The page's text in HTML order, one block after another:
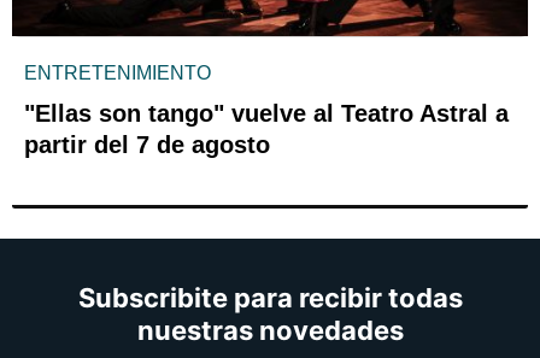
ENTRETENIMIENTO
"Ellas son tango" vuelve al Teatro Astral a
partir del 7 de agosto
Subscribite para recibir todas
nuestras novedades